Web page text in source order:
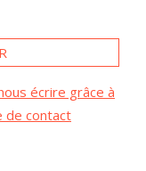
écrire grâce à
de contact